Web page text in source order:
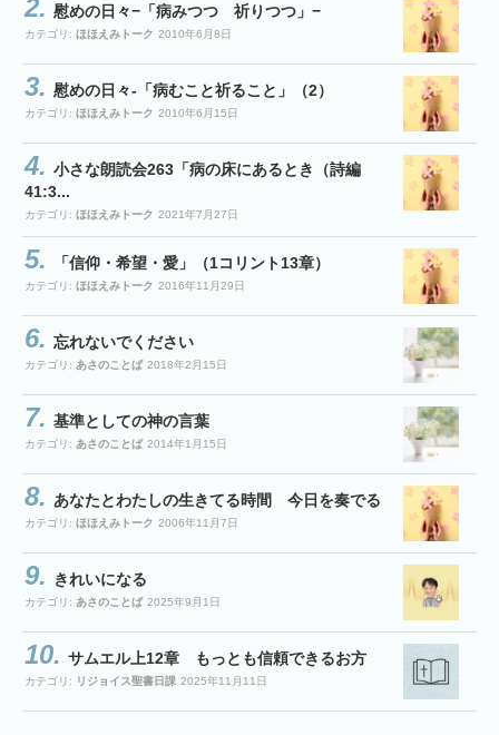
慰めの日々−「病みつつ 祈りつつ」−
カテゴリ: ほほえみトーク 2010年6月8日
慰めの日々-「病むこと祈ること」（2）
カテゴリ: ほほえみトーク 2010年6月15日
小さな朗読会263「病の床にあるとき（詩編
41:3...
カテゴリ: ほほえみトーク 2021年7月27日
「信仰・希望・愛」（1コリント13章）
カテゴリ: ほほえみトーク 2016年11月29日
忘れないでください
カテゴリ: あさのことば 2018年2月15日
基準としての神の言葉
カテゴリ: あさのことば 2014年1月15日
あなたとわたしの生きてる時間 今日を奏でる
カテゴリ: ほほえみトーク 2006年11月7日
きれいになる
カテゴリ: あさのことば 2025年9月1日
サムエル上12章 もっとも信頼できるお方
カテゴリ: リジョイス聖書日課 2025年11月11日